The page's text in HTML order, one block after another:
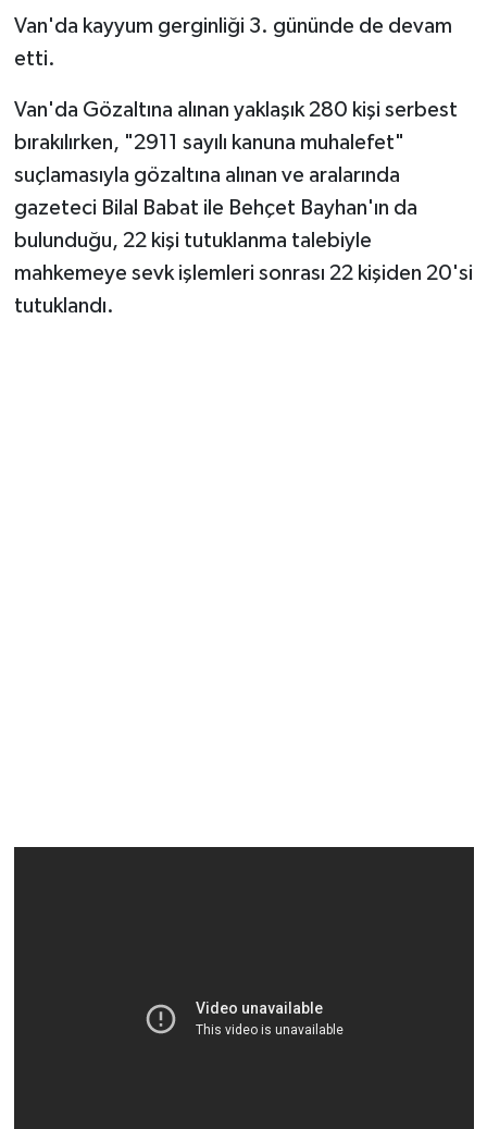
Van'da kayyum gerginliği 3. gününde de devam
etti.
Van'da Gözaltına alınan yaklaşık 280 kişi serbest
bırakılırken, "2911 sayılı kanuna muhalefet"
suçlamasıyla gözaltına alınan ve aralarında
gazeteci Bilal Babat ile Behçet Bayhan'ın da
bulunduğu, 22 kişi tutuklanma talebiyle
mahkemeye sevk işlemleri sonrası 22 kişiden 20'si
tutuklandı.